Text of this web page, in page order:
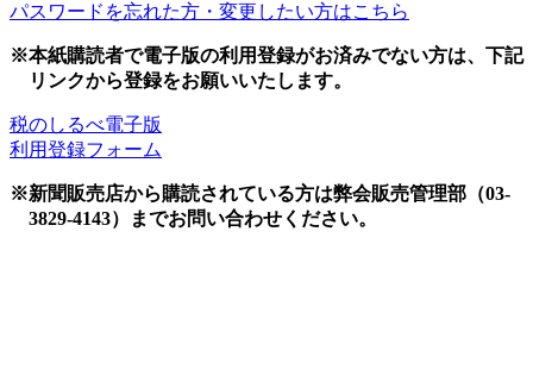
パスワードを忘れた方・変更したい方はこちら
※本紙購読者で電子版の利用登録がお済みでない方は、下記
リンクから登録をお願いいたします。
税のしるべ電子版
利用登録フォーム
※新聞販売店から購読されている方は弊会販売管理部（03-
3829-4143）までお問い合わせください。